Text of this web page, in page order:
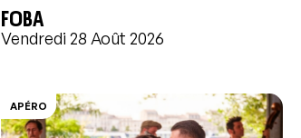
FOBA
Vendredi 28 Août 2026
APÉRO